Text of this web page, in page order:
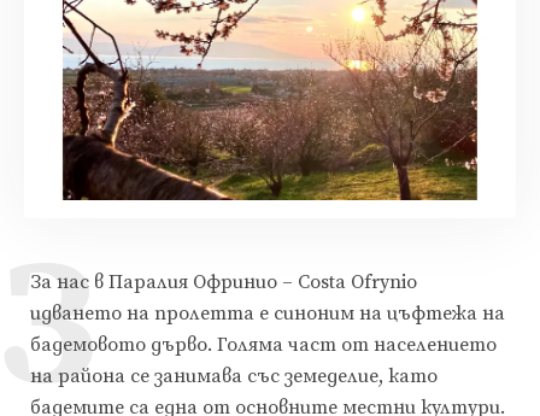
З
За нас в Паралия Офринио – Costa Ofrynio
идването на пролетта е синоним на цъфтежа на
бадемовото дърво. Голяма част от населението
на района се занимава със земеделие, като
бадемите са една от основните местни култури.